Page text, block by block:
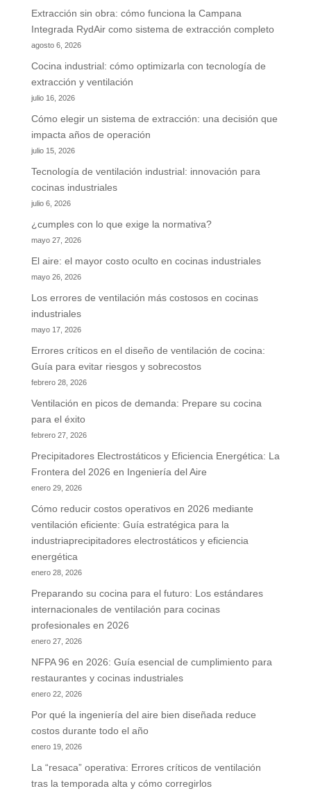
Extracción sin obra: cómo funciona la Campana
Integrada RydAir como sistema de extracción completo
agosto 6, 2026
Cocina industrial: cómo optimizarla con tecnología de
extracción y ventilación
julio 16, 2026
Cómo elegir un sistema de extracción: una decisión que
impacta años de operación
julio 15, 2026
Tecnología de ventilación industrial: innovación para
cocinas industriales
julio 6, 2026
¿cumples con lo que exige la normativa?
mayo 27, 2026
El aire: el mayor costo oculto en cocinas industriales
mayo 26, 2026
Los errores de ventilación más costosos en cocinas
industriales
mayo 17, 2026
Errores críticos en el diseño de ventilación de cocina:
Guía para evitar riesgos y sobrecostos
febrero 28, 2026
Ventilación en picos de demanda: Prepare su cocina
para el éxito
febrero 27, 2026
Precipitadores Electrostáticos y Eficiencia Energética: La
Frontera del 2026 en Ingeniería del Aire
enero 29, 2026
Cómo reducir costos operativos en 2026 mediante
ventilación eficiente: Guía estratégica para la
industriaprecipitadores electrostáticos y eficiencia
energética
enero 28, 2026
Preparando su cocina para el futuro: Los estándares
internacionales de ventilación para cocinas
profesionales en 2026
enero 27, 2026
NFPA 96 en 2026: Guía esencial de cumplimiento para
restaurantes y cocinas industriales
enero 22, 2026
Por qué la ingeniería del aire bien diseñada reduce
costos durante todo el año
enero 19, 2026
La “resaca” operativa: Errores críticos de ventilación
tras la temporada alta y cómo corregirlos